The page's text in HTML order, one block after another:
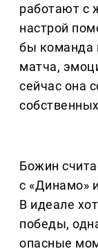
работают с
настрой
бы команда
матча,
сейчас она
Божин
с «Динамо»
В идеале
победы,
опасные